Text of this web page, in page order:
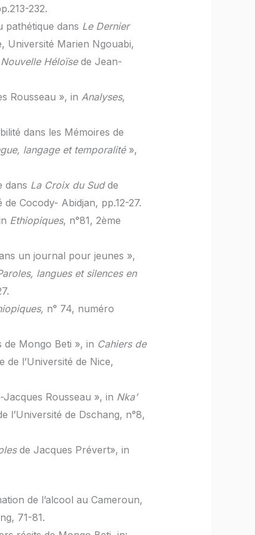
232.
pathétique dans Le Dernier
Université Marien Ngouabi,
Héloïsede Jean-
Rousseau », in Analyses,
dans les Mémoires de
langage et temporalité»,
dans La Croix du Sudde
de Cocody- Abidjan, pp.12-27.
Ethiopiques, n°81, 2ème
un journal pour jeunes »,
langues et silences en
n° 74, numéro
de Mongo Beti », in Cahiers de
l’Université de Nice,
Rousseau », in Nka’
l’Université de Dschang, n°8,
de Jacques Prévert», in
de l’alcool au Cameroun,
71-81.